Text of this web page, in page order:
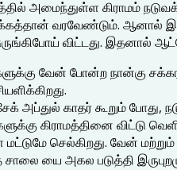
அமைந்துள்ள கிராமம்
வரவேண்டும். ஆனால் இந்த
விட்டது. இதனால்
வேன் போன்ற நான்கு
காதர் கூறும் போது,
கிராமத்தினை விட்டு
செல்கிறது. வேன்
யை அகல படுத்தி